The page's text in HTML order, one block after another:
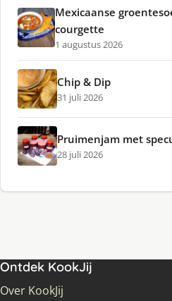
Mexicaanse
courgette
1 augustus 2026
Chip & Dip
31 juli 2026
Pruimenjam met
28 juli 2026
Ontdek KookJij
Over KookJij